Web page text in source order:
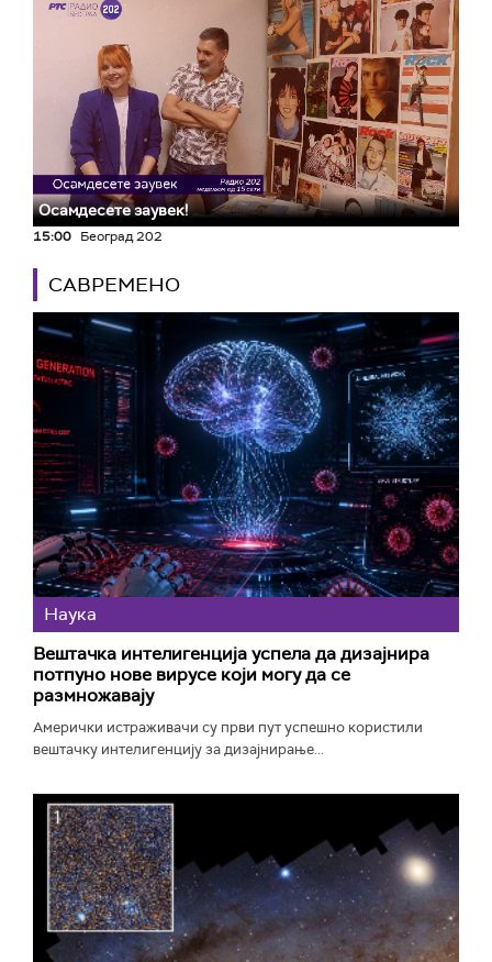
Осамдесете заувек!
15:00 Београд 202
САВРЕМЕНО
Наука
Вештачка интелигенција успела да дизајнира
потпуно нове вирусе који могу да се
размножавају
Амерички истраживачи су први пут успешно користили
вештачку интелигенцију за дизајнирање...